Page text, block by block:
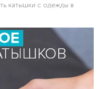
катышки с одежды в